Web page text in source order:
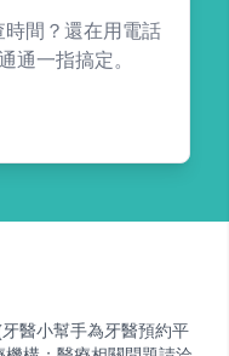
間？還在用電話
通一指搞定。
牙醫小幫手為牙醫預約平